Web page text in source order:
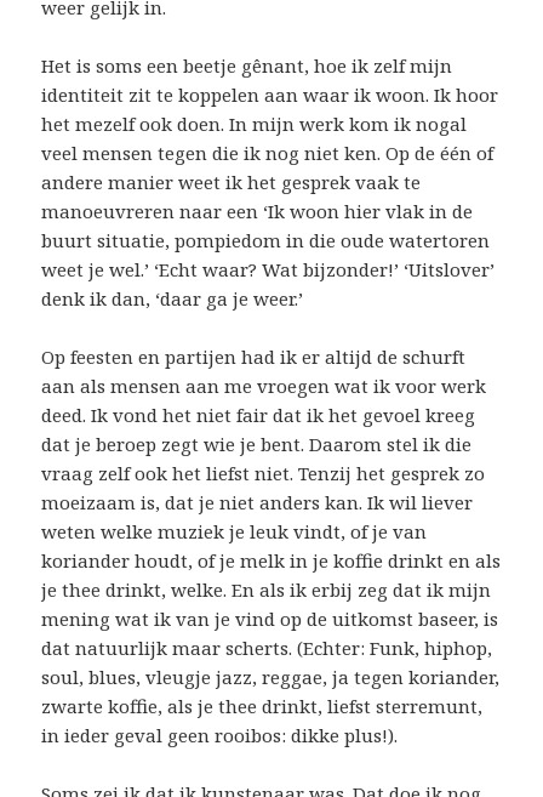
weer gelijk in.
Het is soms een beetje gênant, hoe ik zelf mijn
identiteit zit te koppelen aan waar ik woon. Ik hoor
het mezelf ook doen. In mijn werk kom ik nogal
veel mensen tegen die ik nog niet ken. Op de één of
andere manier weet ik het gesprek vaak te
manoeuvreren naar een ‘Ik woon hier vlak in de
buurt situatie, pompiedom in die oude watertoren
weet je wel.’ ‘Echt waar? Wat bijzonder!’ ‘Uitslover’
denk ik dan, ‘daar ga je weer.’
Op feesten en partijen had ik er altijd de schurft
aan als mensen aan me vroegen wat ik voor werk
deed. Ik vond het niet fair dat ik het gevoel kreeg
dat je beroep zegt wie je bent. Daarom stel ik die
vraag zelf ook het liefst niet. Tenzij het gesprek zo
moeizaam is, dat je niet anders kan. Ik wil liever
weten welke muziek je leuk vindt, of je van
koriander houdt, of je melk in je koffie drinkt en als
je thee drinkt, welke. En als ik erbij zeg dat ik mijn
mening wat ik van je vind op de uitkomst baseer, is
dat natuurlijk maar scherts. (Echter: Funk, hiphop,
soul, blues, vleugje jazz, reggae, ja tegen koriander,
zwarte koffie, als je thee drinkt, liefst sterremunt,
in ieder geval geen rooibos: dikke plus!).